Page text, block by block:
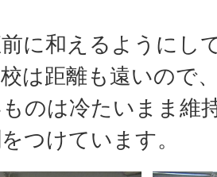
に和えるようにし
は距離も遠いので
のは冷たいまま維
つけています。